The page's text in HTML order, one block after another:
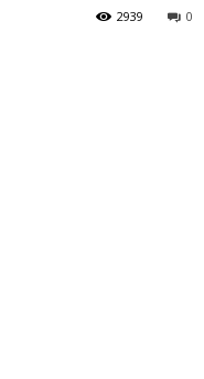
0
2939